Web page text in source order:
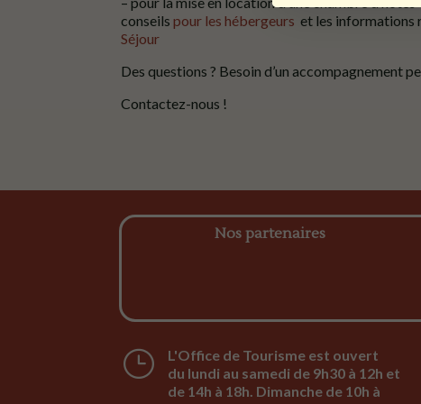
conseilspour les hébergeurs et les informations
Séjour
Des questions ? Besoin d’un accompagnement
Contactez-nous !
Nos partenaires
}
L'Office de Tourisme est ouvert
du lundi au samedi de 9h30 à 12h et
de 14h à 18h. Dimanche de 10h à